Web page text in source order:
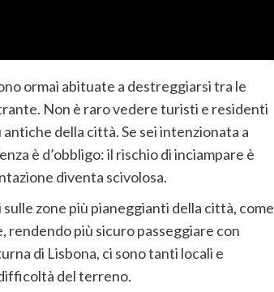
ormai abituate a destreggiarsi tra le
Non è raro vedere turisti e residenti
della città. Se sei intenzionata a
è d’obbligo: il rischio di inciampare è
diventa scivolosa.
zone più pianeggianti della città, come
rendendo più sicuro passeggiare con
di Lisbona, ci sono tanti locali e
del terreno.